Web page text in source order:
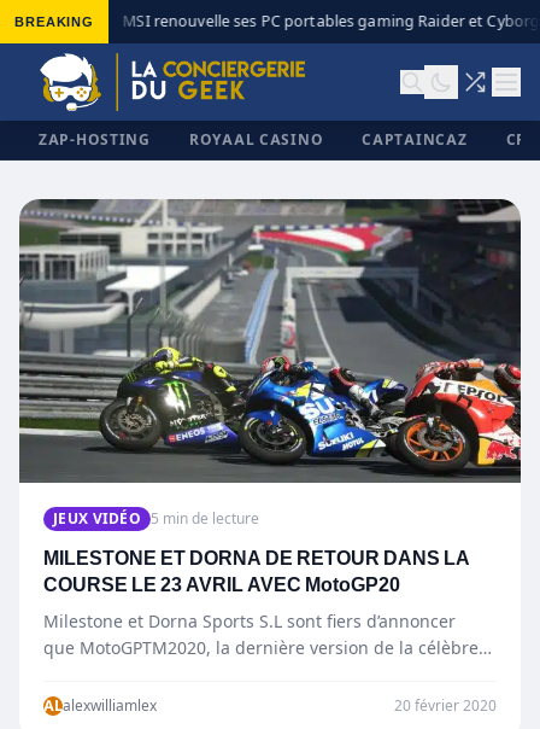
BREAKING MSI renouvelle ses PC portables gaming Raider et
ZAP-HOSTING ROYAAL CASINO CAPTAINCAZ
✕
JEUX VIDÉO 5 min de lecture
MILESTONE ET DORNA DE RETOUR DANS LA
COURSE LE 23 AVRIL AVEC MotoGP20
Milestone et Dorna Sports S.L sont fiers d’annoncer
que MotoGPTM2020, la dernière version de la célèbre
ALalexwilliamlex 20 février 2020